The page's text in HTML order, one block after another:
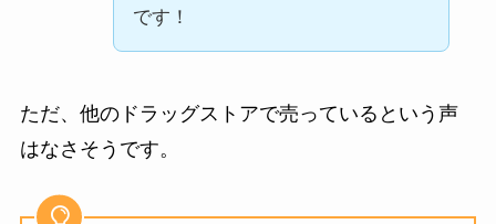
です！
ただ、他のドラッグストアで売っているという声
はなさそうです。